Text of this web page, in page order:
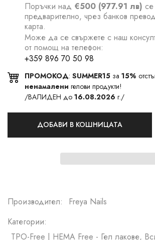
Поръчки над €500 (977.91 лв)
предварително, чрез банков
карта.
Може да се свържете с наш
от помощ на телефон:
+359 896 70 50 98
ПРОМОКОД: SUMMER15 за 15%
ненамалени гелови продукти!
/ВАЛИДЕН до 16.08.2026 г./
ДОБАВИ В КОШНИЦАТА
Производител:
Freya Nails
Категории:
TPO-Free | HEMA Free - Гел лакове,